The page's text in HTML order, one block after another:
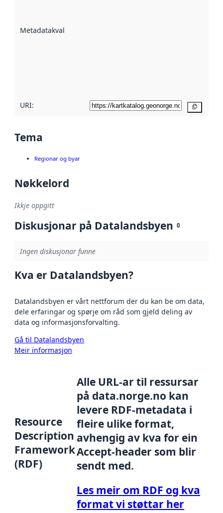
Metadatakvalitet
URI:
Tema
Regionar og byar
Nøkkelord
Ikkje oppgitt
Diskusjonar på Datalandsbyen 0
Ingen diskusjonar funne
Kva er Datalandsbyen?
Datalandsbyen er vårt nettforum der du kan be om data,
dele erfaringar og spørje om råd som gjeld deling av
data og informasjonsforvalting.
Gå til Datalandsbyen
Meir informasjon
Resource
Description
Framework
(RDF)
Alle URL-ar til ressursar
på data.norge.no kan
levere RDF-metadata i
fleire ulike format,
avhengig av kva for ein
Accept-header som blir
sendt med.
Les meir om RDF og kva
format vi støttar her